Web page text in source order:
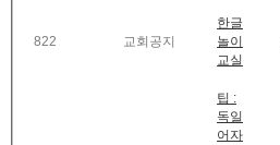
822 교회공지
한글
놀이
교실
팁 :
독일
어자